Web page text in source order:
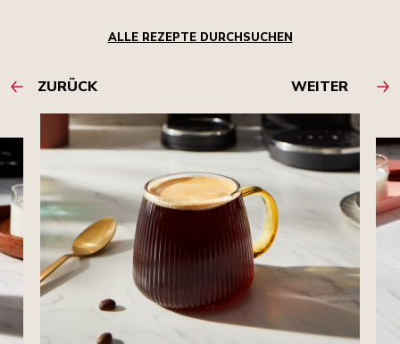
ALLE REZEPTE DURCHSUCHEN
ZURÜCK WEITER